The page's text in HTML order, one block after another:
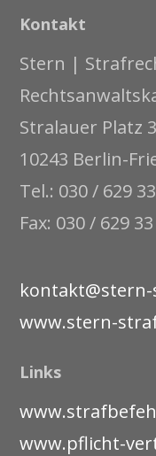
Kontakt
Stern |
Stralauer Platz
10243 Berlin-
Tel.: 030 / 629
Fax: 030 / 629
www.stern-
Links
www.pflicht-